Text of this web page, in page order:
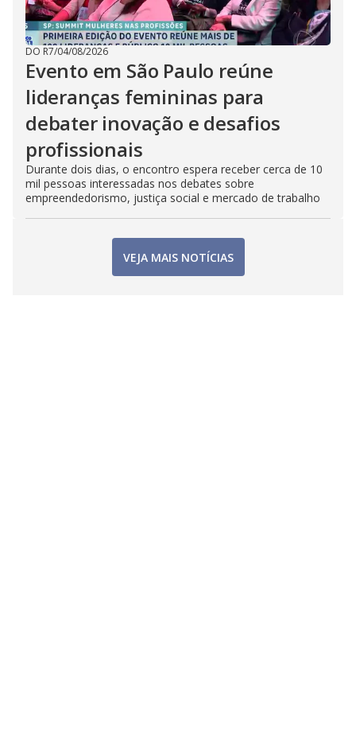
DO R7/04/08/2026
Evento em São Paulo reúne
lideranças femininas para
debater inovação e desafios
profissionais
Durante dois dias, o encontro espera receber cerca de 10
mil pessoas interessadas nos debates sobre
empreendedorismo, justiça social e mercado de trabalho
VEJA MAIS NOTÍCIAS